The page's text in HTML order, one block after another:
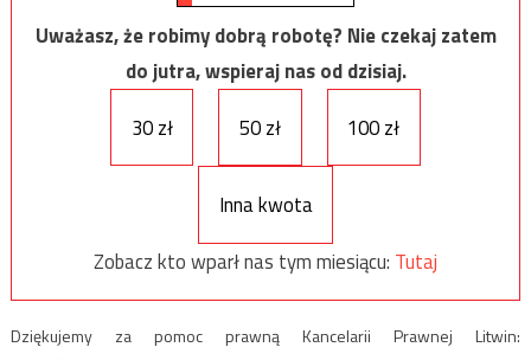
Uważasz, że robimy dobrą robotę? Nie czekaj zatem
do jutra, wspieraj nas od dzisiaj.
30 zł
50 zł 100 zł
Inna kwota
Zobacz kto wparł nas tym miesiącu: Tutaj
Dziękujemy za pomoc prawną Kancelarii Prawnej Litwin: